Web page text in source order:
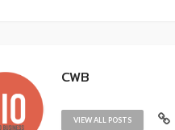
CWB
VIEW ALL POSTS